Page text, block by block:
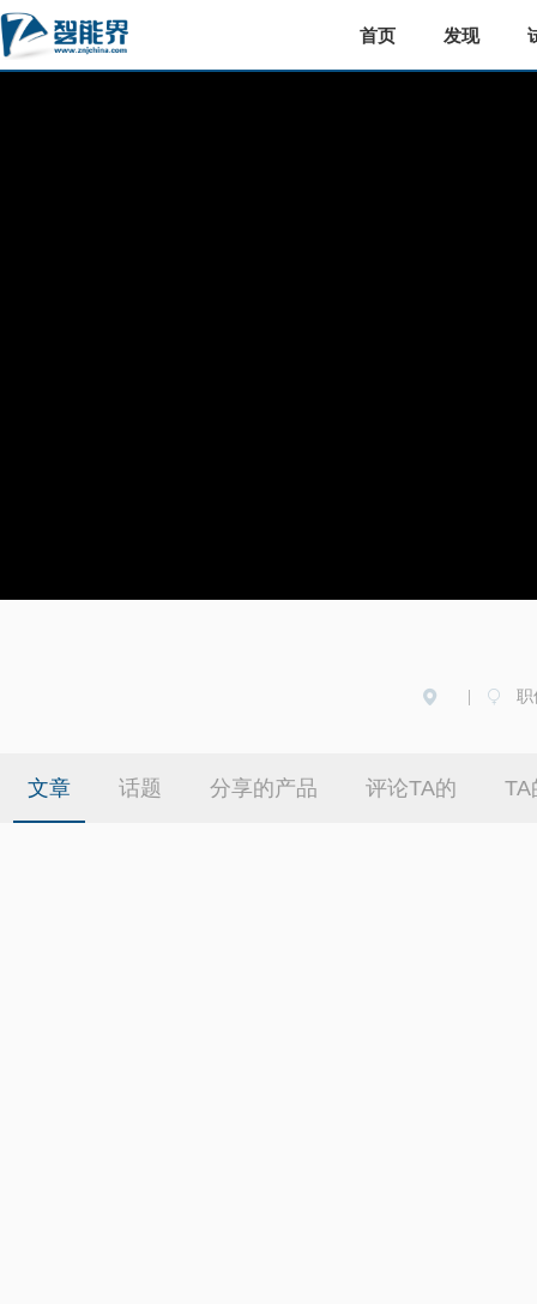
首页 发现
职
文章 话题 分享的产品 评论TA的 TA